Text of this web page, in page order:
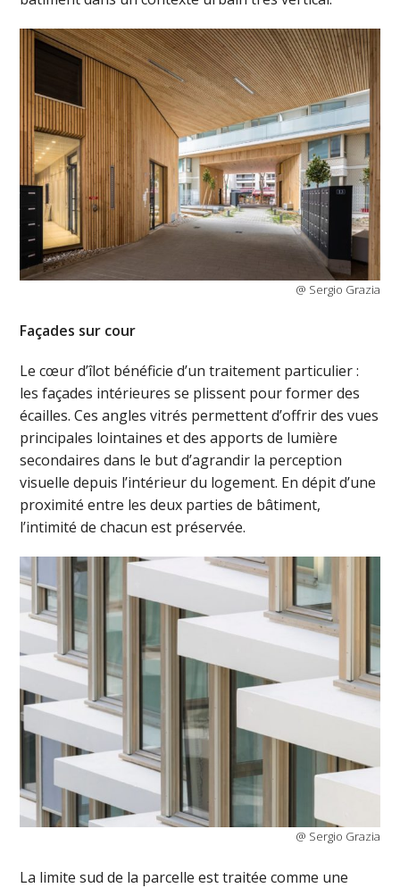
@ Sergio Grazia
Façades sur cour
Le cœur d’îlot bénéficie d’un traitement particulier :
les façades intérieures se plissent pour former des
écailles. Ces angles vitrés permettent d’offrir des vues
principales lointaines et des apports de lumière
secondaires dans le but d’agrandir la perception
visuelle depuis l’intérieur du logement. En dépit d’une
proximité entre les deux parties de bâtiment,
l’intimité de chacun est préservée.
@ Sergio Grazia
La limite sud de la parcelle est traitée comme une